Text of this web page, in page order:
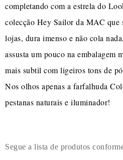
completando com a estrela do
colecção Hey Sailor da MAC que
lojas, dura imenso e não cola
assusta um pouco na embalagem
mais subtil com ligeiros tons de
Nos olhos apenas a farfalhuda
pestanas naturais e iluminador!
Segue a lista de produtos